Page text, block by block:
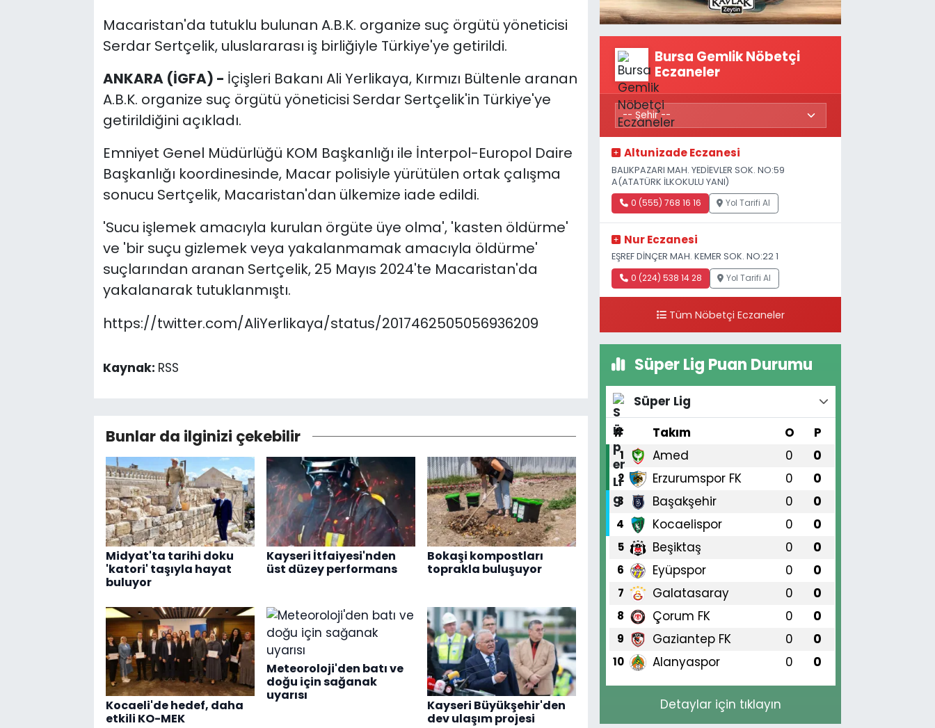
Macaristan'da tutuklu bulunan A.B.K. organize suç örgütü yöneticisi
Serdar Sertçelik, uluslararası iş birliğiyle Türkiye'ye getirildi.
ANKARA (İGFA) - İçişleri Bakanı Ali Yerlikaya, Kırmızı Bültenle aranan
A.B.K. organize suç örgütü yöneticisi Serdar Sertçelik'in Türkiye'ye
getirildiğini açıkladı.
Emniyet Genel Müdürlüğü KOM Başkanlığı ile İnterpol-Europol Daire
Başkanlığı koordinesinde, Macar polisiyle yürütülen ortak çalışma
sonucu Sertçelik, Macaristan'dan ülkemize iade edildi.
'Sucu işlemek amacıyla kurulan örgüte üye olma', 'kasten öldürme'
ve 'bir suçu gizlemek veya yakalanmamak amacıyla öldürme'
suçlarından aranan Sertçelik, 25 Mayıs 2024'te Macaristan'da
yakalanarak tutuklanmıştı.
https://twitter.com/AliYerlikaya/status/2017462505056936209
Kaynak: RSS
Bunlar da ilginizi çekebilir
Midyat'ta tarihi doku
'katori' taşıyla hayat
buluyor
Kayseri İtfaiyesi'nden
üst düzey performans
Bokaşi kompostları
toprakla buluşuyor
Kocaeli'de hedef, daha
etkili KO-MEK
Meteoroloji'den batı ve
doğu için sağanak
uyarısı
Kayseri Büyükşehir'den
dev ulaşım projesi
Bursa Gemlik Nöbetçi
Eczaneler
Altunizade Eczanesi
BALIKPAZARI MAH. YEDİEVLER SOK. NO:59
A(ATATÜRK İLKOKULU YANI)
0 (555) 768 16 16 Yol Tarifi Al
Nur Eczanesi
EŞREF DİNÇER MAH. KEMER SOK. NO:22 1
0 (224) 538 14 28 Yol Tarifi Al
Tüm Nöbetçi Eczaneler
Süper Lig Puan Durumu
Süper Lig
#
Takım O P
1 Amed 0 0
2 Erzurumspor FK 0 0
3 Başakşehir 0 0
4 Kocaelispor 0 0
5 Beşiktaş 0 0
6 Eyüpspor 0 0
7 Galatasaray 0 0
8 Çorum FK 0 0
9 Gaziantep FK 0 0
10 Alanyaspor 0 0
Detaylar için tıklayın